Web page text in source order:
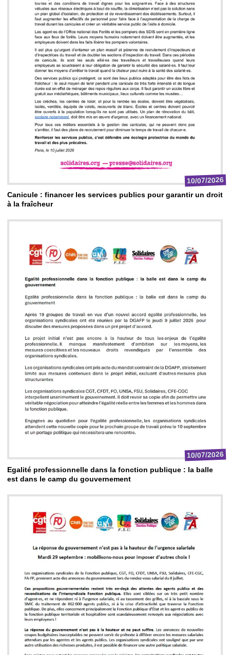
10/07/2026
Canicule : financer les services publics pour garantir un droit
à la fraîcheur
10/07/2026
Egalité professionnelle dans la fonction publique : la balle
est dans le camp du gouvernement